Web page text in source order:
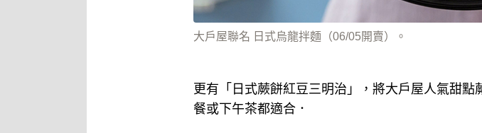
大戶屋聯名 日式烏龍拌麵（06/05開賣）。
更有「日式蕨餅紅豆三明治」，將大戶屋人氣甜
餐或下午茶都適合．